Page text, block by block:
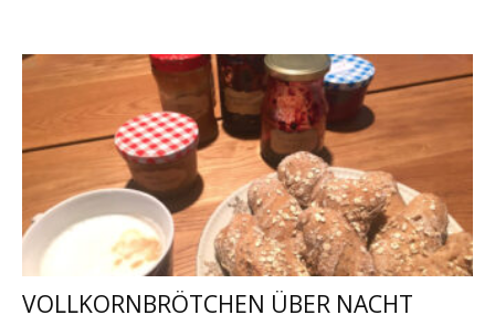
VOLLKORNBRÖTCHEN ÜBER NACHT